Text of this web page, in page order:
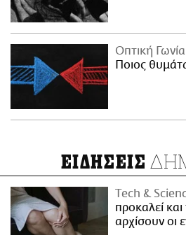
Οπτική Γωνία
Ποιος
ΕΙΔΗΣΕΙΣ
Τech &
προκαλεί
αρχίσουν οι